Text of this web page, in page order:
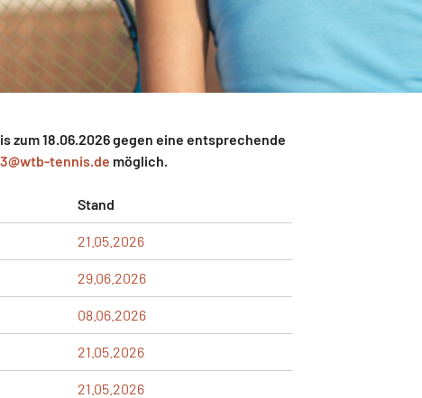
zum 18.06.2026 gegen eine entsprechende
wtb-tennis.de möglich.
Stand
21.05.2026
29.06.2026
08.06.2026
21.05.2026
21.05.2026